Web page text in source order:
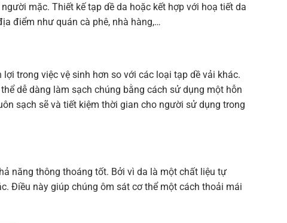
mặc. Thiết kế tạp dề da hoặc kết hợp với hoạ tiết da
điểm như quán cà phê, nhà hàng,…
trong việc vệ sinh hơn so với các loại tạp dề vải khác.
dễ dàng làm sạch chúng bằng cách sử dụng một hỗn
sạch sẽ và tiết kiệm thời gian cho người sử dụng trong
năng thông thoáng tốt. Bởi vì da là một chất liệu tự
Điều này giúp chúng ôm sát cơ thể một cách thoải mái